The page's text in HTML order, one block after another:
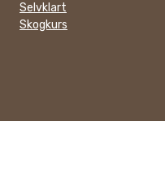
Selvklart
Skogkurs